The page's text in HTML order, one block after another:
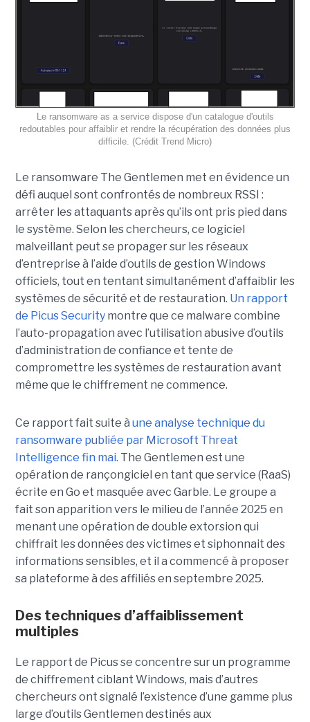
Le ransomware as a service dispose d'un catalogue d'outils
redoutables pour affaiblir et rendre la récupération des données plus
difficile. (Crédit Trend Micro)
Le ransomware The Gentlemen met en évidence un
défi auquel sont confrontés de nombreux RSSI :
arrêter les attaquants après qu’ils ont pris pied dans
le système. Selon les chercheurs, ce logiciel
malveillant peut se propager sur les réseaux
d’entreprise à l’aide d’outils de gestion Windows
officiels, tout en tentant simultanément d’affaiblir les
systèmes de sécurité et de restauration. Un rapport
de Picus Securitymontre que ce malware combine
l’auto-propagation avec l’utilisation abusive d’outils
d’administration de confiance et tente de
compromettre les systèmes de restauration avant
même que le chiffrement ne commence.
Ce rapport fait suite à une analyse technique du
ransomware publiée par Microsoft Threat
Intelligence fin mai. The Gentlemen est une
opération de rançongiciel en tant que service (RaaS)
écrite en Go et masquée avec Garble. Le groupe a
fait son apparition vers le milieu de l’année 2025 en
menant une opération de double extorsion qui
chiffrait les données des victimes et siphonnait des
informations sensibles, et il a commencé à proposer
sa plateforme à des affiliés en septembre 2025.
Des techniques d’affaiblissement
multiples
Le rapport de Picus se concentre sur un programme
de chiffrement ciblant Windows, mais d’autres
chercheurs ont signalé l’existence d’une gamme plus
large d’outils Gentlemen destinés aux